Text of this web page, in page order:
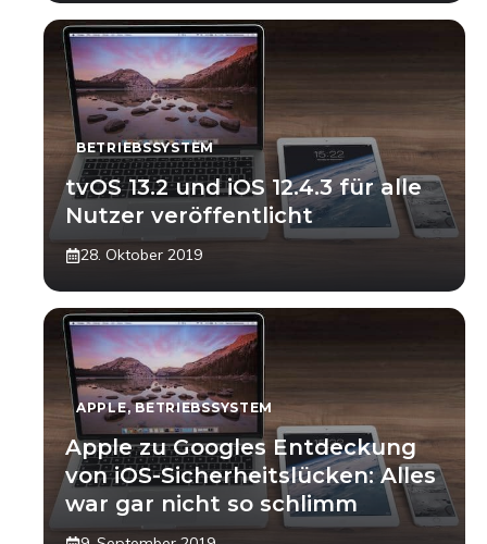
BETRIEBSSYSTEM
tvOS 13.2 und iOS 12.4.3 für alle
Nutzer veröffentlicht
28. Oktober 2019
APPLE,BETRIEBSSYSTEM
Apple zu Googles Entdeckung
von iOS-Sicherheitslücken: Alles
war gar nicht so schlimm